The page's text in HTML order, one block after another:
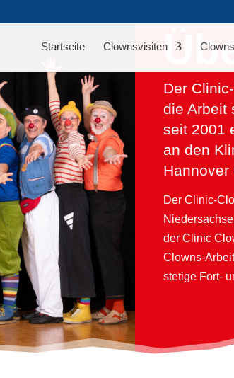
Startseite Clownsvisiten Clowns
Der
die Arbeit
seit 2001
an den
Hannover
Der Clinic-
der Clinic
Clowns-
stetige Fort-